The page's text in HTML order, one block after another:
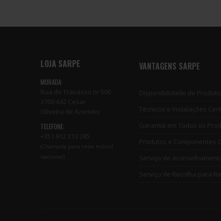
LOJA SARPE
MORADA:
Rua do Travasso nr 500
3700-642 Cesar
Oliveira de Azeméis
TELEFONE:
+351 912 213 285
(Chamada para rede móvel
nacional)
VANTAGENS SARPE
Disponibilidade de
Técnicos e Instalações
Garantia em Todos os
Produtos e Componentes
Serviço de Aconselhamento
Serviço de Recolha para